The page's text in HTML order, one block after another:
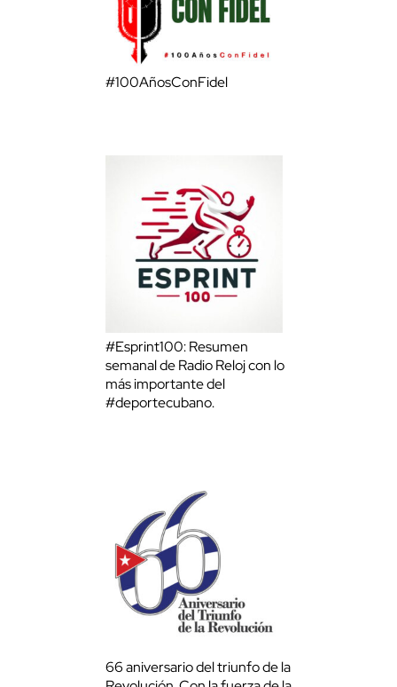
#100AñosConFidel
#Esprint100: Resumen
semanal de Radio Reloj con lo
más importante del
#deportecubano.
66 aniversario del triunfo de la